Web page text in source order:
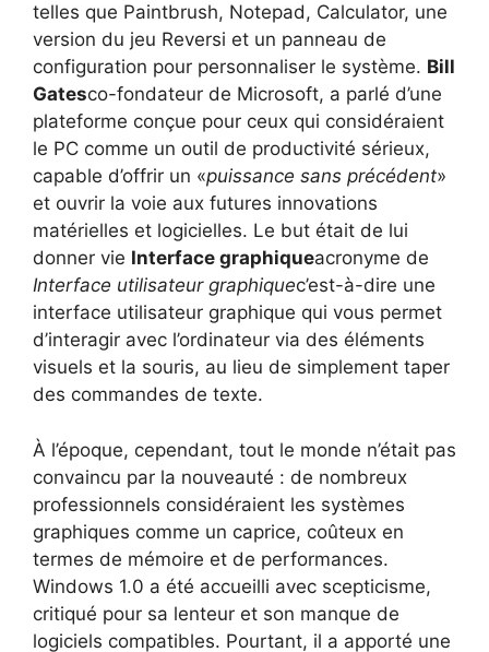
telles que Paintbrush, Notepad, Calculator, une
version du jeu Reversi et un panneau de
configuration pour personnaliser le système. Bill
Gatesco-fondateur de Microsoft, a parlé d’une
plateforme conçue pour ceux qui considéraient
le PC comme un outil de productivité sérieux,
capable d’offrir un «puissance sans précédent»
et ouvrir la voie aux futures innovations
matérielles et logicielles. Le but était de lui
donner vie Interface graphiqueacronyme de
Interface utilisateur graphiquec’est-à-dire une
interface utilisateur graphique qui vous permet
d’interagir avec l’ordinateur via des éléments
visuels et la souris, au lieu de simplement taper
des commandes de texte.
À l’époque, cependant, tout le monde n’était pas
convaincu par la nouveauté : de nombreux
professionnels considéraient les systèmes
graphiques comme un caprice, coûteux en
termes de mémoire et de performances.
Windows 1.0 a été accueilli avec scepticisme,
critiqué pour sa lenteur et son manque de
logiciels compatibles. Pourtant, il a apporté une